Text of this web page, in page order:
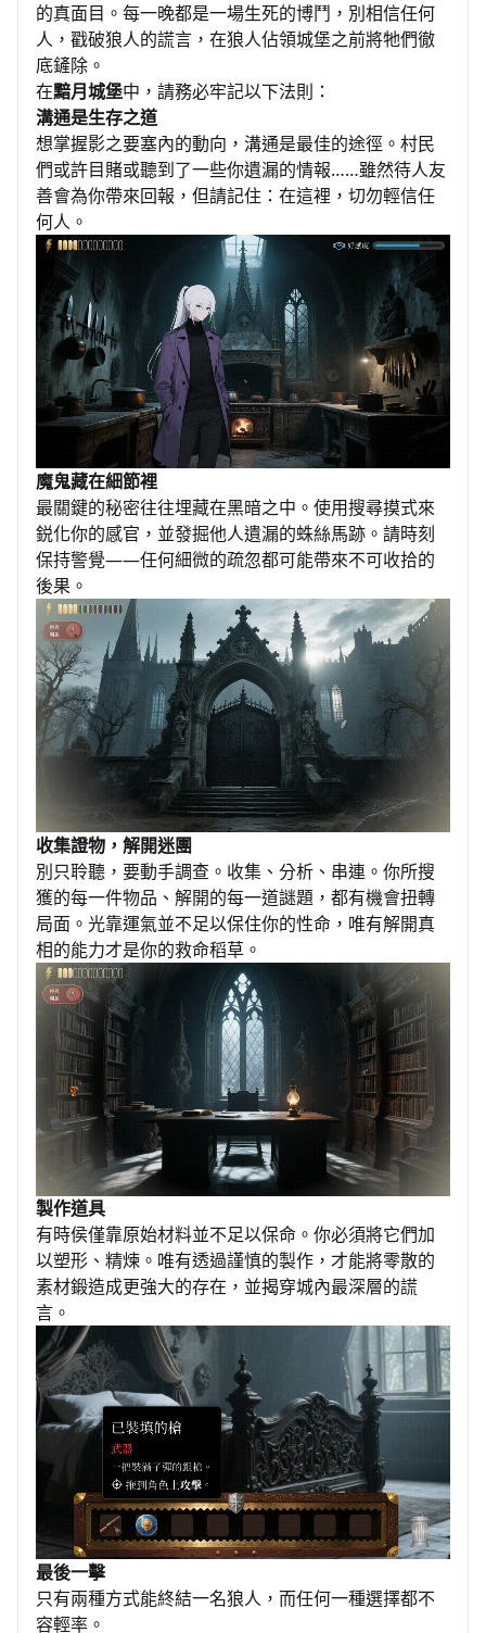
的真面目。每一晚都是一場生死的博鬥，別相信任何
人，戳破狼人的謊言，在狼人佔領城堡之前將牠們徹
底鏟除。
在黯月城堡中，請務必牢記以下法則：
溝通是生存之道
想掌握影之要塞內的動向，溝通是最佳的途徑。村民
們或許目賭或聽到了一些你遺漏的情報……雖然待人友
善會為你帶來回報，但請記住：在這裡，切勿輕信任
何人。
魔鬼藏在細節裡
最關鍵的秘密往往埋藏在黑暗之中。使用搜尋摸式來
鋭化你的感官，並發掘他人遺漏的蛛絲馬跡。請時刻
保持警覺——任何細微的疏忽都可能帶來不可收拾的
後果。
收集證物，解開迷團
別只聆聽，要動手調查。收集、分析、串連。你所搜
獲的每一件物品、解開的每一道謎題，都有機會扭轉
局面。光靠運氣並不足以保住你的性命，唯有解開真
相的能力才是你的救命稻草。
製作道具
有時侯僅靠原始材料並不足以保命。你必須將它們加
以塑形、精煉。唯有透過謹慎的製作，才能將零散的
素材鍛造成更強大的存在，並揭穿城內最深層的謊
言。
最後一擊
只有兩種方式能終結一名狼人，而任何一種選擇都不
容輕率。